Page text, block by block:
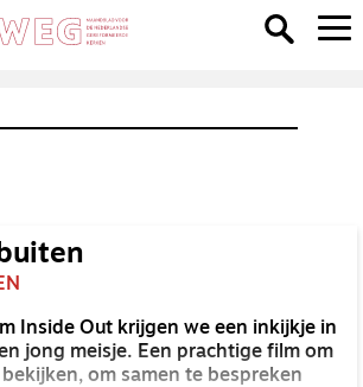
Inside Out krijgen we een inkijkje in
jong meisje. Een prachtige film om
om samen te bespreken